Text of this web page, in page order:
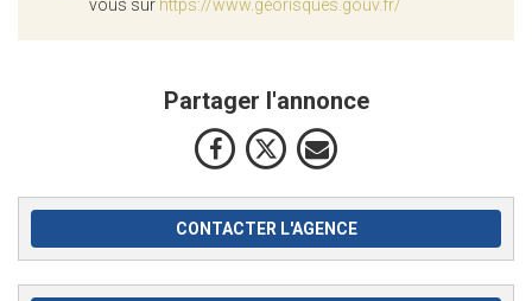
vous sur https://www.georisques.gouv.fr/
Partager l'annonce
CONTACTER L'AGENCE